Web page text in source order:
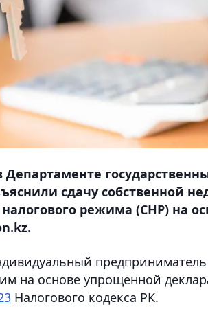
Департаменте
сдачу собственной
режима (СНР) на
на основе упрощенной
Налогового кодекса РК.